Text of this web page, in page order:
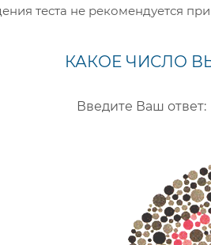
теста не рекомендуется
КАКОЕ ЧИСЛО
Введите Ваш ответ: